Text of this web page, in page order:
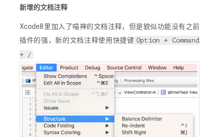
新增的文档注释
Xcode8里加入了喵神的文档注释，但是貌似功能没有之前
插件的强，新的文档注释使用快捷键 Option + Command
+ /